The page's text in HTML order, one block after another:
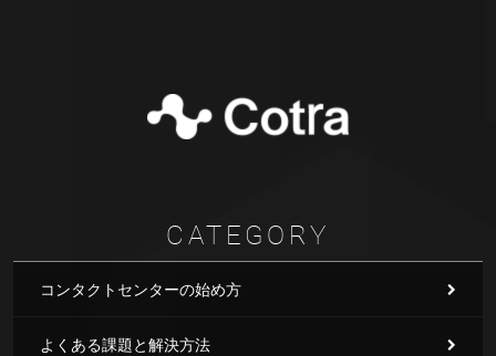
CATEGORY
コンタクトセンターの始め方
よくある課題と解決方法